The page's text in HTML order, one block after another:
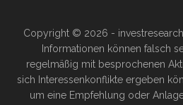
Copyright © 2026 -
Informationen können falsch
regelmäßig mit besprochenen
sich Interessenkonflikte ergeben
um eine Empfehlung oder